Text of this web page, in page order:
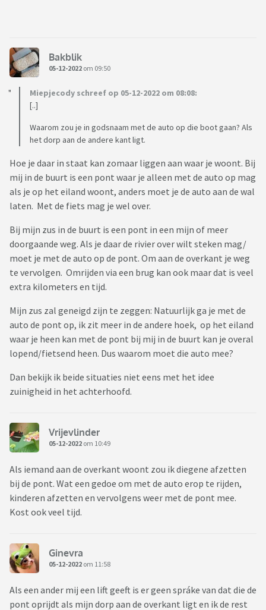
Bakblik
05-12-2022 om 09:50
Miepjecody schreef op 05-12-2022 om 08:08:
[..]
Waarom zou je in godsnaam met de auto op die boot gaan? Als
het dorp aan de andere kant ligt.
Hoe je daar in staat kan zomaar liggen aan waar je woont. Bij
mij in de buurt is een pont waar je alleen met de auto op mag
als je op het eiland woont, anders moet je de auto aan de wal
laten. Met de fiets mag je wel over.
Bij mijn zus in de buurt is een pont in een mijn of meer
doorgaande weg. Als je daar de rivier over wilt steken mag/
moet je met de auto op de pont. Om aan de overkant je weg
te vervolgen. Omrijden via een brug kan ook maar dat is veel
extra kilometers en tijd.
Mijn zus zal geneigd zijn te zeggen: Natuurlijk ga je met de
auto de pont op, ik zit meer in de andere hoek, op het eiland
waar je heen kan met de pont bij mij in de buurt kan je overal
lopend/fietsend heen. Dus waarom moet die auto mee?
Dan bekijk ik beide situaties niet eens met het idee
zuinigheid in het achterhoofd.
Vrijevlinder
05-12-2022 om 10:49
Als iemand aan de overkant woont zou ik diegene afzetten
bij de pont. Wat een gedoe om met de auto erop te rijden,
kinderen afzetten en vervolgens weer met de pont mee.
Kost ook veel tijd.
Ginevra
05-12-2022 om 11:58
Als een ander mij een lift geeft is er geen spráke van dat die de
pont oprijdt als mijn dorp aan de overkant ligt en ik de rest